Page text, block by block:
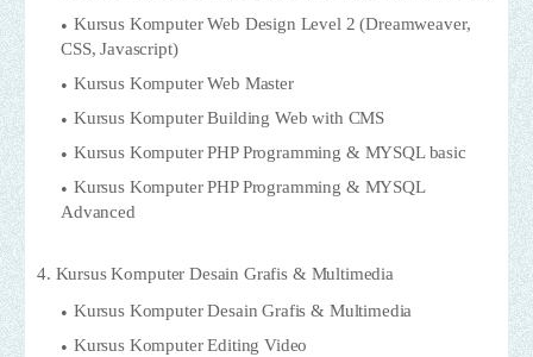
Kursus Komputer Web Design Level 2 (Dreamweaver,
CSS, Javascript)
Kursus Komputer Web Master
Kursus Komputer Building Web with CMS
Kursus Komputer PHP Programming & MYSQL basic
Kursus Komputer PHP Programming & MYSQL
Advanced
4. Kursus Komputer Desain Grafis & Multimedia
Kursus Komputer Desain Grafis & Multimedia
Kursus Komputer Editing Video